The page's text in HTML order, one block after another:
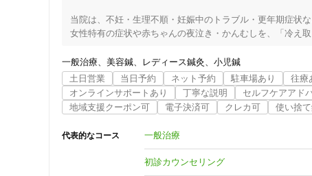
当院は、不妊・生理不順・妊娠中のトラブル・更年期症状
女性特有の症状や赤ちゃんの夜泣き・かんむしを、「冷え取
刺さない鍼（はり）、肌につけないお灸を基本とした技法で
あなたは『はりは痛い』と思っていませんか？『はりは痛
とても気持ちよく、お客様の感受性に合わせて調節しなが
また最近は病の治療という目的の他に、健康維持や美容の
私は決して器用ではありませんし、もちろんはりの達人でも
だからこそ私はお客様の身になって、精一杯治療のお手伝
一般治療 美容鍼 レディース鍼灸
小児鍼
土日営業
当日予約 ネット予約 駐車場あり 往療
オンラインサポートあり
丁寧な説明 セルフケアアド
地域支援クーポン可
電子決済可 クレカ可 使い捨
代表的なコース 一般治療
初診カウンセリング